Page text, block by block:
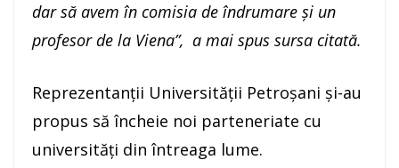
dar să avem în comisia de îndrumare și un
profesor de la Viena”, a mai spus sursa citată.
Reprezentanții Universității Petroșani și-au
propus să încheie noi parteneriate cu
universități din întreaga lume.